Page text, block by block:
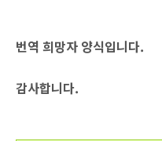
번역 희망자 양식입니다.
감사합니다.